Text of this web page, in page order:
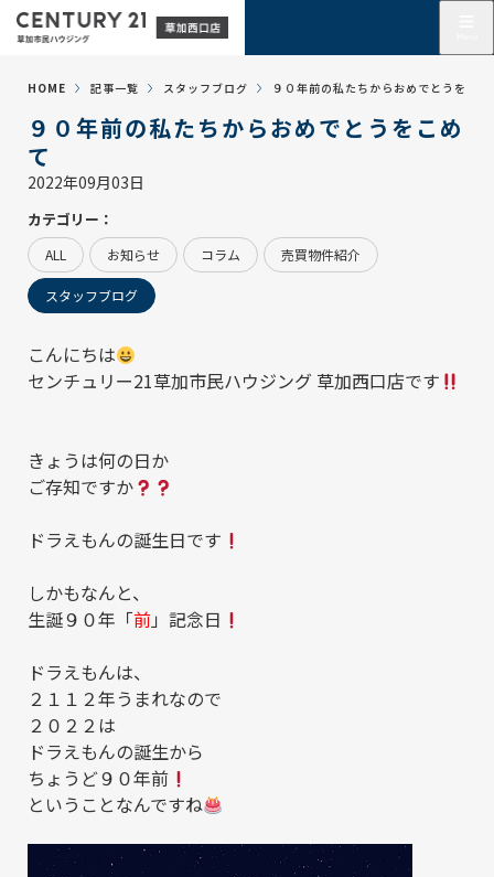
HOME 記事一覧 スタッフブログ ９０年前の私たちからおめでとうをこめ
９０年前の私たちからおめでとうをこめ
て
2022年09月03日
カテゴリー：
ALL お知らせ コラム 売買物件紹介
スタッフブログ
こんにちは
センチュリー21草加市民ハウジング 草加西口店です
きょうは何の日か
ご存知ですか
ドラえもんの誕生日です
しかもなんと、
生誕９０年「前」記念日
ドラえもんは、
２１１２年うまれなので
２０２２は
ドラえもんの誕生から
ちょうど９０年前
ということなんですね